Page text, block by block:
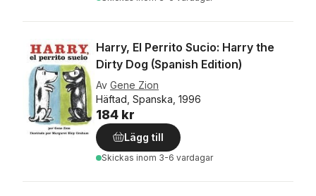
Harry, El Perrito Sucio: Harry the
Dirty Dog (Spanish Edition)
Av Gene Zion
Häftad, Spanska, 1996
184 kr
Lägg till
Skickas inom 3-6 vardagar